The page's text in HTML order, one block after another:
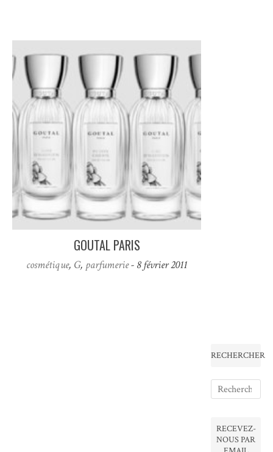
GOUTAL PARIS
cosmétique, G, parfumerie- 8 février 2011
RECHERCHER
RECEVEZ-
NOUS PAR